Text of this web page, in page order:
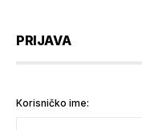
PRIJAVA
Korisničko ime: